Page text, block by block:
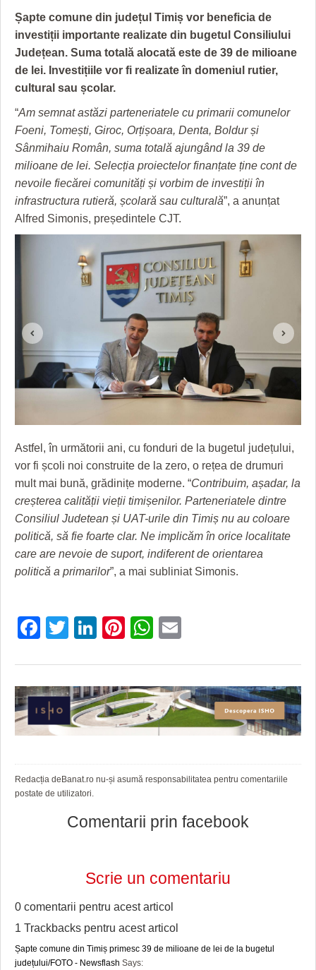
ZIARISTU’ DE TERASĂ
FINANŢĂRI DE LA A LA Z
PE SURSE
UNDE MERGEM
CLIPURI VIDEO
JOCURI ONLINE
ANUNŢURI
CULTURA
INVATAMANT
JUSTITIE
FILME DOCUMENTARE
CLIPURI VIDEO
JOCURI ONLINE
DIVERSE
FARMACII DIN TIMIŞOARA
HARTA TIMIŞOAREI
LICEE, ŞCOLI ŞI GRĂDINIŢE DIN TIMIŞ
PRIMĂRIILE DIN TIMIŞ
Șapte comune din județul Timiș vor beneficia de
investiții importante realizate din bugetul Consiliului
Județean. Suma totală alocată este de 39 de milioane
de lei. Investițiile vor fi realizate în domeniul rutier,
cultural sau școlar.
“Am semnat astăzi parteneriatele cu primarii comunelor
Foeni, Tomești, Giroc, Orțișoara, Denta, Boldur și
Sânmihaiu Român, suma totală ajungând la 39 de
milioane de lei. Selecția proiectelor finanțate ține cont de
nevoile fiecărei comunități și vorbim de investiții în
infrastructura rutieră, școlară sau culturală”, a anunțat
Alfred Simonis, președintele CJT.
Astfel, în următorii ani, cu fonduri de la bugetul județului,
vor fi școli noi construite de la zero, o rețea de drumuri
mult mai bună, grădinițe moderne. “Contribuim, așadar, la
creșterea calității vieții timișenilor. Parteneriatele dintre
Consiliul Judetean și UAT-urile din Timiș nu au coloare
politică, să fie foarte clar. Ne implicăm în orice localitate
care are nevoie de suport, indiferent de orientarea
politică a primarilor”, a mai subliniat Simonis.
Facebook
Twitter
LinkedIn
Pinterest
WhatsApp
Redacția deBanat.ro nu-și asumă responsabilitatea pentru comentariile
postate de utilizatori.
Comentarii prin facebook
Scrie un comentariu
0 comentarii pentru acest articol
1 Trackbacks pentru acest articol
Șapte comune din Timiș primesc 39 de milioane de lei de la bugetul
județului/FOTO - Newsflash Says: